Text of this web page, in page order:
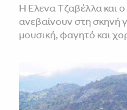
Η Έλενα Τζαβέλλα και
ανεβαίνουν στη σκηνή
μουσική, φαγητό και